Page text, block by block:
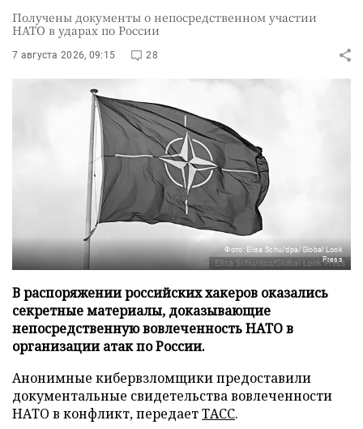
Получены документы о непосредственном участии
НАТО в ударах по России
7 августа 2026, 09:15 28
Фото: Elisa Schu/dpa/Global Look
Press
В распоряжении российских хакеров оказались
секретные материалы, доказывающие
непосредственную вовлеченность НАТО в
организации атак по России.
Анонимные кибервзломщики предоставили
документальные свидетельства вовлеченности
НАТО в конфликт, передаетТАСС.